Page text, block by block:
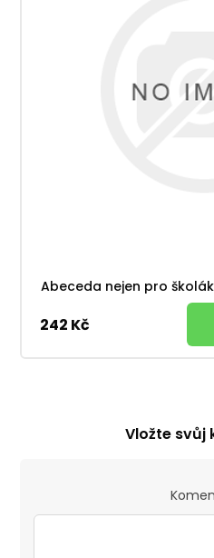
Abeceda nejen pro
242 Kč
Vložte svůj